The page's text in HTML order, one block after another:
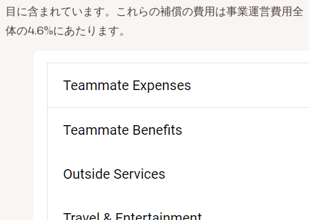
目に含まれています。これらの補償の費用は事業運営費用全
体の4.6%にあたります。